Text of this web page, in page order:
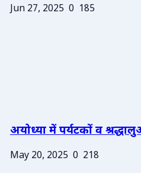
Jun 27, 2025 0 185
अयोध्या में पर्यटकों व
May 20, 2025 0 218